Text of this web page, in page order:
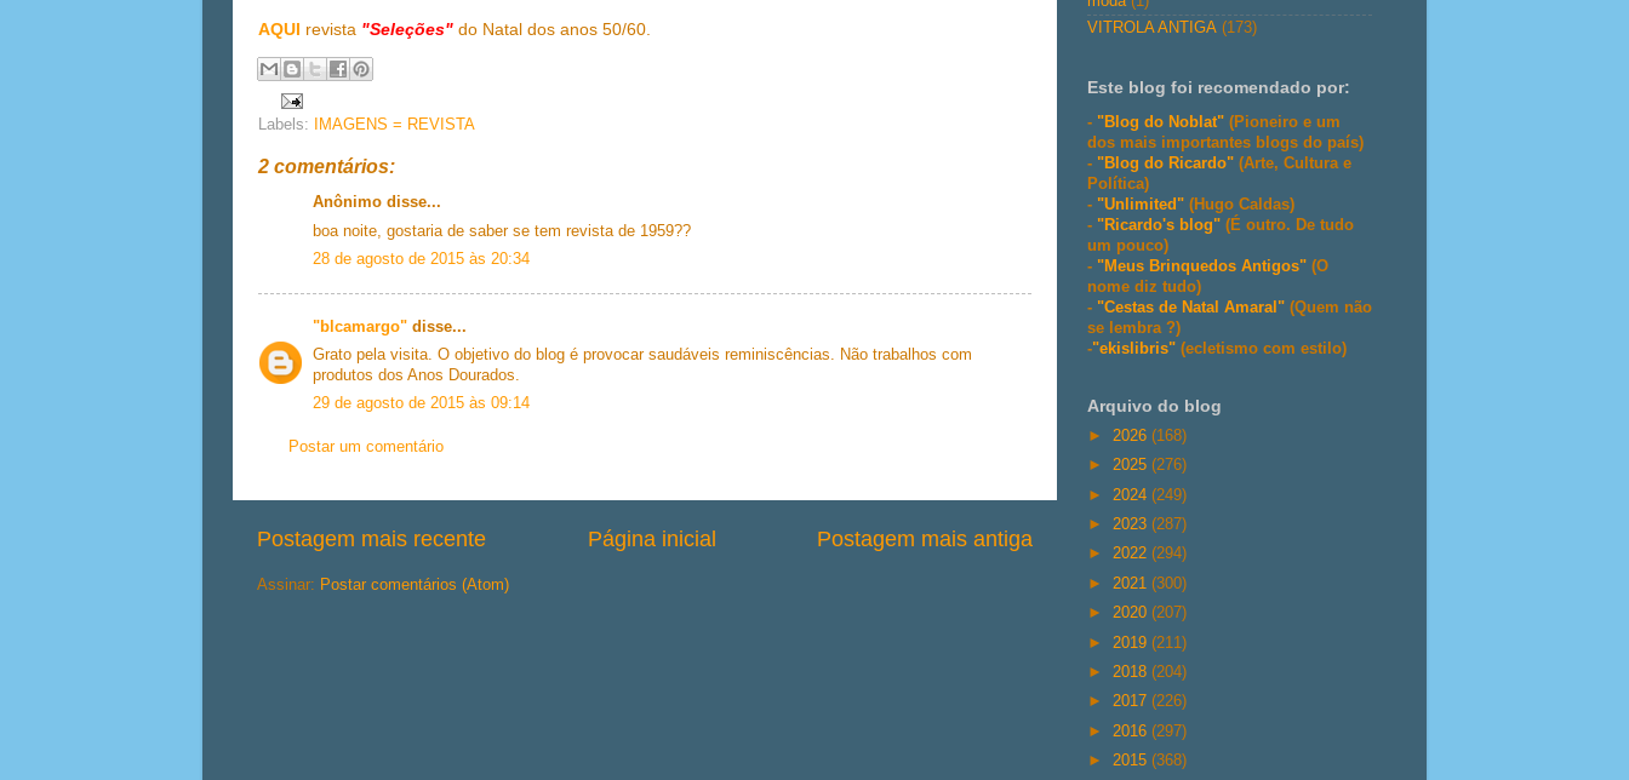
AQUI revista "Seleções" do Natal dos anos 50/60.
Labels: IMAGENS = REVISTA
2 comentários:
Anônimo disse...
boa noite, gostaria de saber se tem revista de 1959??
28 de agosto de 2015 às 20:34
"blcamargo" disse...
Grato pela visita. O objetivo do blog é provocar saudáveis reminiscências. Não trabalhos com
produtos dos Anos Dourados.
29 de agosto de 2015 às 09:14
Postar um comentário
Postagem mais recente Postagem mais antiga
Página inicial
Assinar: Postar comentários (Atom)
VITROLA ANTIGA (173)
Este blog foi recomendado por:
- "Blog do Noblat" (Pioneiro e um
dos mais importantes blogs do país)
- "Blog do Ricardo" (Arte, Cultura e
Política)
- "Unlimited" (Hugo Caldas)
- "Ricardo's blog" (É outro. De tudo
um pouco)
- "Meus Brinquedos Antigos" (O
nome diz tudo)
- "Cestas de Natal Amaral" (Quem não
se lembra ?)
-"ekislibris" (ecletismo com estilo)
Arquivo do blog
► 2026 (168)
► 2025 (276)
► 2024 (249)
► 2023 (287)
► 2022 (294)
► 2021 (300)
► 2020 (207)
► 2019 (211)
► 2018 (204)
► 2017 (226)
► 2016 (297)
► 2015 (368)